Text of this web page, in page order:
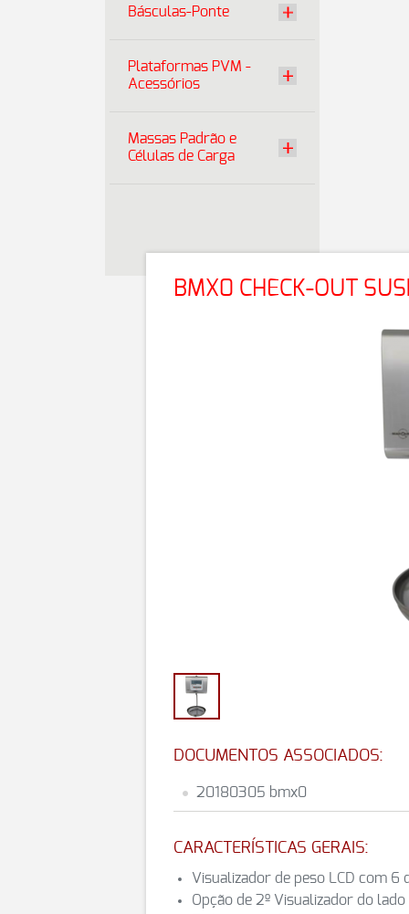
Básculas-Ponte
Plataformas PVM -
Acessórios
Massas Padrão e
Células de Carga
BMX0 CHECK-OUT
DOCUMENTOS ASSOCIADOS:
20180305 bmx0
CARACTERÍSTICAS GERAIS:
Visualizador de peso LCD com 6
Opção de 2º Visualizador do